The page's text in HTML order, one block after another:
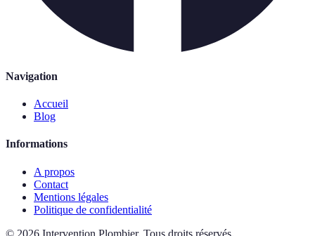
Navigation
Accueil
Blog
Informations
A propos
Contact
Mentions légales
Politique de confidentialité
© 2026 Intervention Plombier. Tous droits réservés.